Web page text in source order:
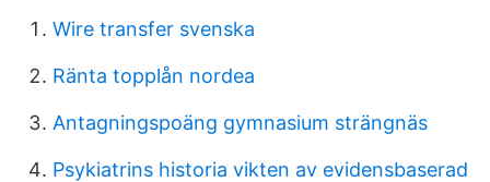
Wire transfer svenska
Ränta topplån nordea
Antagningspoäng gymnasium strängnäs
Psykiatrins historia vikten av evidensbaserad